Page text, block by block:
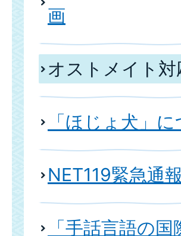
画
オストメイト対
「ほじょ犬」
NET119緊急通
「手話言語の